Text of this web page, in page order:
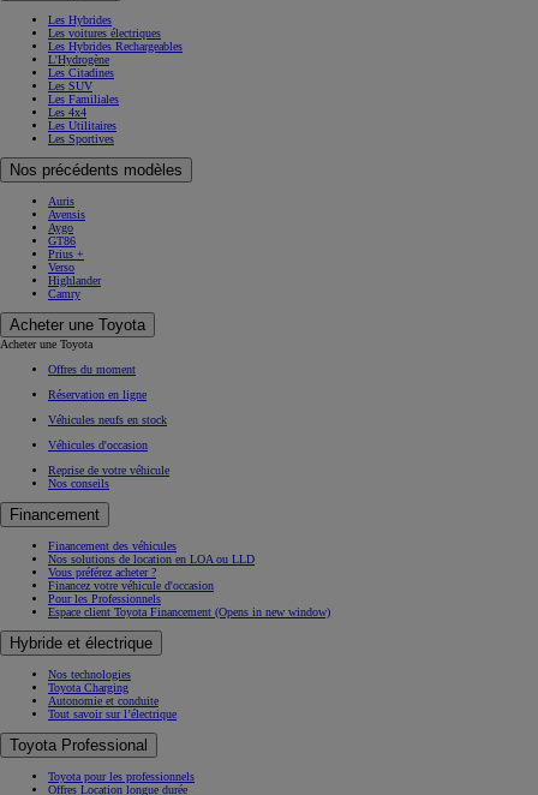
Les Hybrides
Les voitures électriques
Les Hybrides Rechargeables
L'Hydrogène
Les Citadines
Les SUV
Les Familiales
Les 4x4
Les Utilitaires
Les Sportives
Nos précédents modèles
Auris
Avensis
Aygo
GT86
Prius +
Verso
Highlander
Camry
Acheter une Toyota
Acheter une Toyota
Offres du moment
Réservation en ligne
Véhicules neufs en stock
Véhicules d'occasion
Reprise de votre véhicule
Nos conseils
Financement
Financement des véhicules
Nos solutions de location en LOA ou LLD
Vous préférez acheter ?
Financez votre véhicule d'occasion
Pour les Professionnels
Espace client Toyota Financement (Opens in new window)
Hybride et électrique
Nos technologies
Toyota Charging
Autonomie et conduite
Tout savoir sur l’électrique
Toyota Professional
Toyota pour les professionnels
Offres Location longue durée